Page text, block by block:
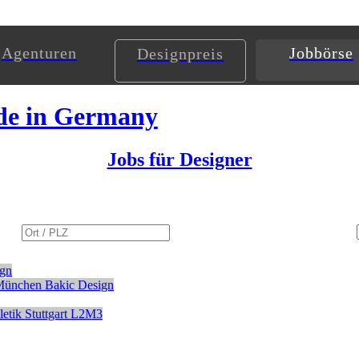
Agenturen Designpreis Jobbörse
in Germany
Jobs für Designer
Bakic Design
Stuttgart L2M3